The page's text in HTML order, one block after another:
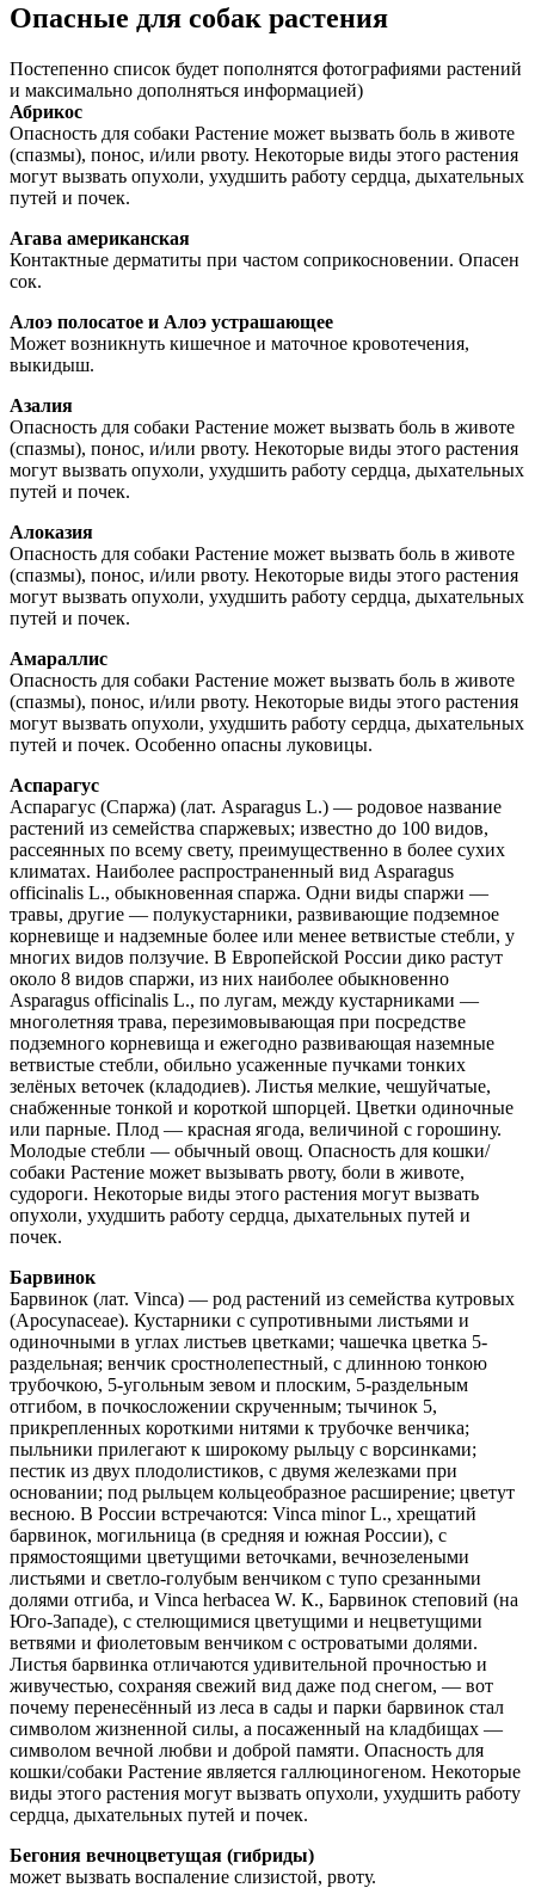
Опасные для собак растения
Постепенно список будет пополнятся фотографиями растений
и максимально дополняться информацией)
Абрикос
Опасность для собаки Растение может вызвать боль в животе
(спазмы), понос, и/или рвоту. Некоторые виды этого растения
могут вызвать опухоли, ухудшить работу сердца, дыхательных
путей и почек.
Агава американская
Контактные дерматиты при частом соприкосновении. Опасен
сок.
Алоэ полосатое и Алоэ устрашающее
Может возникнуть кишечное и маточное кровотечения,
выкидыш.
Азалия
Опасность для собаки Растение может вызвать боль в животе
(спазмы), понос, и/или рвоту. Некоторые виды этого растения
могут вызвать опухоли, ухудшить работу сердца, дыхательных
путей и почек.
Алоказия
Опасность для собаки Растение может вызвать боль в животе
(спазмы), понос, и/или рвоту. Некоторые виды этого растения
могут вызвать опухоли, ухудшить работу сердца, дыхательных
путей и почек.
Амараллис
Опасность для собаки Растение может вызвать боль в животе
(спазмы), понос, и/или рвоту. Некоторые виды этого растения
могут вызвать опухоли, ухудшить работу сердца, дыхательных
путей и почек. Особенно опасны луковицы.
Аспарагус
Аспарагус (Спаржа) (лат. Asparagus L.) — родовое название
растений из семейства спаржевых; известно до 100 видов,
рассеянных по всему свету, преимущественно в более сухих
климатах. Наиболее распространенный вид Asparagus
officinalis L., обыкновенная спаржа. Одни виды спаржи —
травы, другие — полукустарники, развивающие подземное
корневище и надземные более или менее ветвистые стебли, у
многих видов ползучие. В Европейской России дико растут
около 8 видов спаржи, из них наиболее обыкновенно
Asparagus officinalis L., по лугам, между кустарниками —
многолетняя трава, перезимовывающая при посредстве
подземного корневища и ежегодно развивающая наземные
ветвистые стебли, обильно усаженные пучками тонких
зелёных веточек (кладодиев). Листья мелкие, чешуйчатые,
снабженные тонкой и короткой шпорцей. Цветки одиночные
или парные. Плод — красная ягода, величиной с горошину.
Молодые стебли — обычный овощ. Опасность для кошки/
собаки Растение может вызывать рвоту, боли в животе,
судороги. Некоторые виды этого растения могут вызвать
опухоли, ухудшить работу сердца, дыхательных путей и
почек.
Барвинок
Барвинок (лат. Vinca) — род растений из семейства кутровых
(Apocynaceae). Кустарники с супротивными листьями и
одиночными в углах листьев цветками; чашечка цветка 5-
раздельная; венчик сростнолепестный, с длинною тонкою
трубочкою, 5-угольным зевом и плоским, 5-раздельным
отгибом, в почкосложении скрученным; тычинок 5,
прикрепленных короткими нитями к трубочке венчика;
пыльники прилегают к широкому рыльцу с ворсинками;
пестик из двух плодолистиков, с двумя железками при
основании; под рыльцем кольцеобразное расширение; цветут
весною. В России встречаются: Vinca minor L., хрещатий
барвинок, могильница (в средняя и южная России), с
прямостоящими цветущими веточками, вечнозелеными
листьями и светло-голубым венчиком с тупо срезанными
долями отгиба, и Vinca herbacea W. К., Барвинок степовий (на
Юго-Западе), с стелющимися цветущими и нецветущими
ветвями и фиолетовым венчиком с островатыми долями.
Листья барвинка отличаются удивительной прочностью и
живучестью, сохраняя свежий вид даже под снегом, — вот
почему перенесённый из леса в сады и парки барвинок стал
символом жизненной силы, а посаженный на кладбищах —
символом вечной любви и доброй памяти. Опасность для
кошки/собаки Растение является галлюциногеном. Некоторые
виды этого растения могут вызвать опухоли, ухудшить работу
сердца, дыхательных путей и почек.
Бегония вечноцветущая (гибриды)
может вызвать воспаление слизистой, рвоту.